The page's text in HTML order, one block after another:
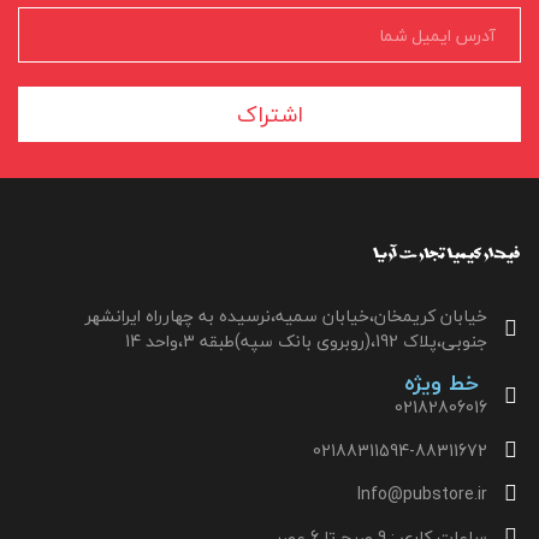
اشتراک
خیابان کریمخان،خیابان سمیه،نرسیده به چهارراه ایرانشهر
جنوبی،پلاک 192،(روبروی بانک سپه)طبقه 3،واحد 14
خط ویژه
02182806016
02188311594-88311672
Info@pubstore.ir